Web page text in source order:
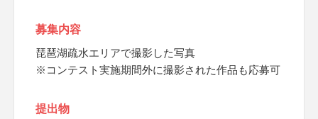
募集内容
琵琶湖疏水エリアで撮影した写真
※コンテスト実施期間外に撮影された作品も応募可
提出物